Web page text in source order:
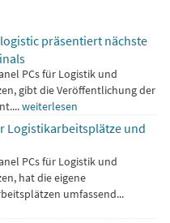
präsentiert nächste
PCs für Logistik und
gibt die Veröffentlichung der
weiterlesen
Logistikarbeitsplätze und
PCs für Logistik und
hat die eigene
umfassend...